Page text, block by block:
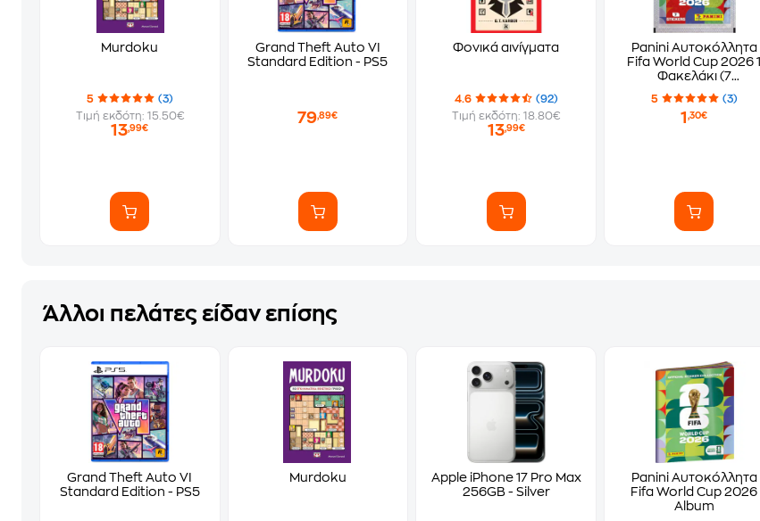
Murdoku
5
(3)
Τιμή εκδότη: 15.50€
13,99€
Grand Theft Auto VI
Standard Edition - PS5
79,89€
Φονικά αινίγματα
4.6
(92)
Τιμή εκδότη: 18.80€
13,99€
Panini Αυτοκόλλητα
Fifa World Cup 2026 1
Φακελάκι (7
Αυτοκόλλητα)
5 (3)
1,30€
Άλλοι πελάτες είδαν επίσης
Grand Theft Auto VI
Standard Edition - PS5
Murdoku
Apple iPhone 17 Pro Max
256GB - Silver
Panini Αυτοκόλλητα
Fifa World Cup 2026
Album